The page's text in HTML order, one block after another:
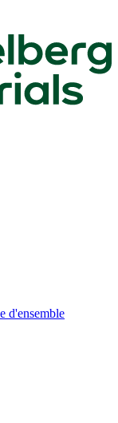
d'ensemble